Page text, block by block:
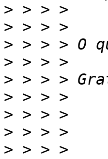
>
>
>
>
>
>
>
>
> > > >